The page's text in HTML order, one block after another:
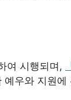
여 시행되며,
예우와 지원에